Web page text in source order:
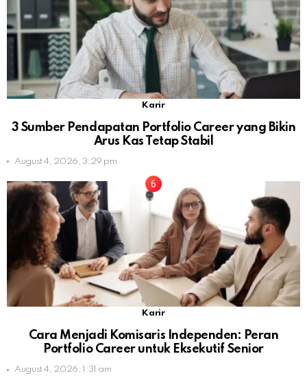
Karir
3 Sumber Pendapatan Portfolio Career yang Bikin
Arus Kas Tetap Stabil
August 4, 2026, 3:29 pm
Karir
Cara Menjadi Komisaris Independen: Peran
Portfolio Career untuk Eksekutif Senior
August 4, 2026, 1:31 am